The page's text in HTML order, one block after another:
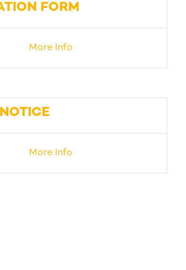
FORM
More Info
More Info